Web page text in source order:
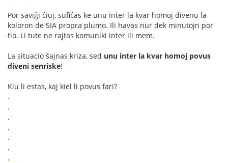
Por saviĝi ĉiuj, sufiĉas ke unu inter la kvar homoj divenu la
koloron de SIA propra plumo. Ili havas nur dek minutojn por
tio. Li tute ne rajtas komuniki inter ili mem.
La situacio ŝajnas kriza, sed unu inter la kvar homoj povus
diveni senriske!
Kiu li estas, kaj kiel li povus fari?
.
.
.
.
.
.
.